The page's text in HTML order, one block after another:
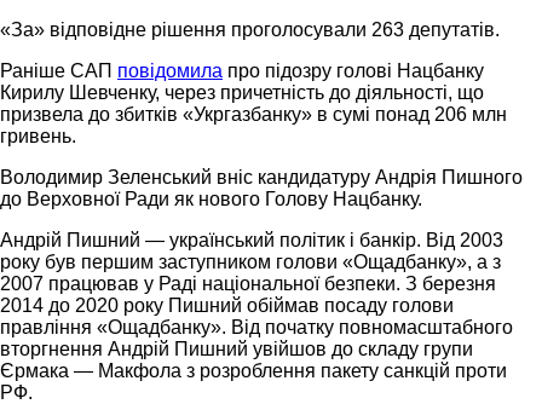
«За» відповідне рішення проголосували 263 депутатів.
Раніше САП повідомила про підозру голові Нацбанку
Кирилу Шевченку, через причетність до діяльності, що
призвела до збитків «Укргазбанку» в сумі понад 206 млн
гривень.
Володимир Зеленський вніс кандидатуру Андрія Пишного
до Верховної Ради як нового Голову Нацбанку.
Андрій Пишний — український політик і банкір. Від 2003
року був першим заступником голови «Ощадбанку», а з
2007 працював у Раді національної безпеки. З березня
2014 до 2020 року Пишний обіймав посаду голови
правління «Ощадбанку». Від початку повномасштабного
вторгнення Андрій Пишний увійшов до складу групи
Єрмака — Макфола з розроблення пакету санкцій проти
РФ.